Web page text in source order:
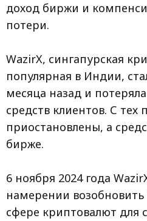
доход биржи и
потери.
WazirX, сингапурская
популярная в Индии,
месяца назад и
средств клиентов. С тех
приостановлены, а
бирже.
6 ноября 2024 года
намерении возобновить
сфере криптовалют для